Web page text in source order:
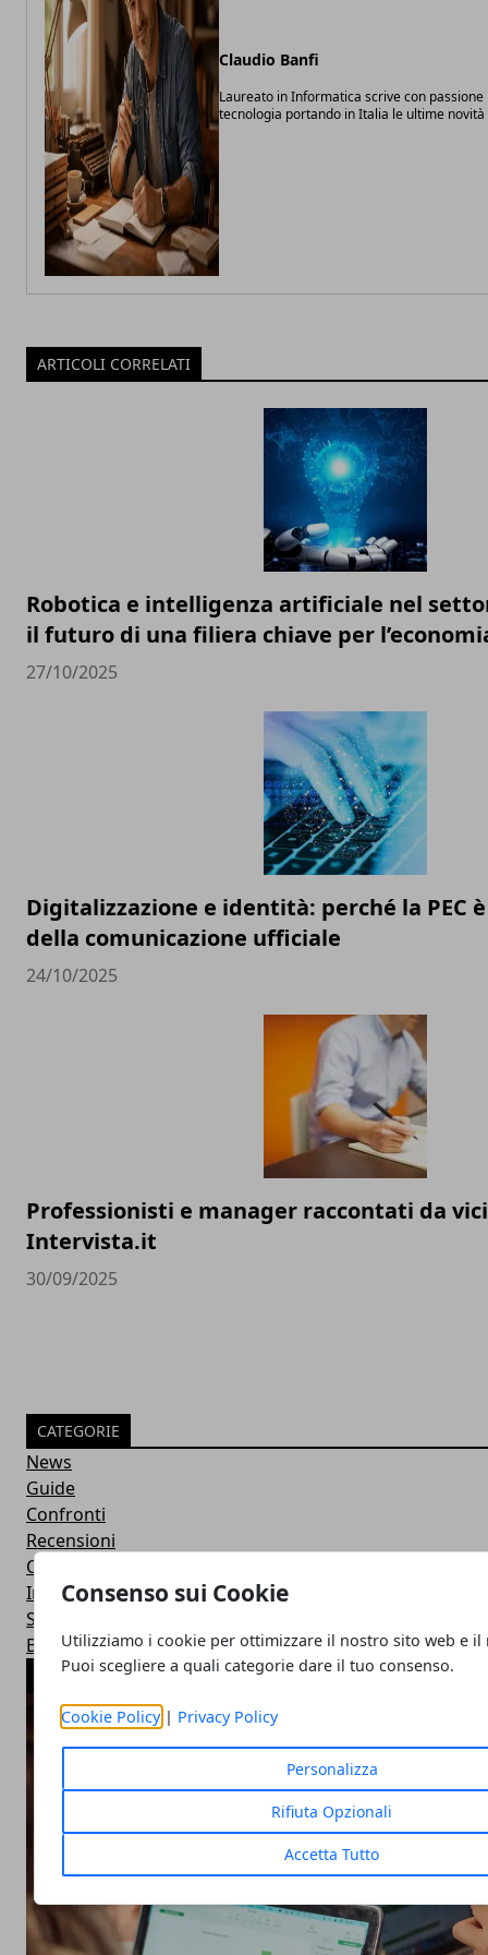
Consenso sui Cookie
Utilizziamo i cookie per ottimizzare il nostro sito web e il
Puoi scegliere a quali categorie dare il tuo consenso.
Cookie Policy| Privacy Policy
Personalizza
Rifiuta Opzionali
Accetta Tutto
Claudio Banfi
Laureato in Informatica scrive con
tecnologia portando in Italia le ultime novità
ARTICOLI CORRELATI
Robotica e intelligenza artificiale nel
il futuro di una filiera chiave per
27/10/2025
Digitalizzazione e identità: perché la PEC
della comunicazione ufficiale
24/10/2025
Professionisti e manager raccontati da
Intervista.it
30/09/2025
CATEGORIE
News
Guide
Confronti
Recensioni
Offerte
Intelligenza Artificiale
Startup & Innovazione
Business
ARTICOLI POPOLARI